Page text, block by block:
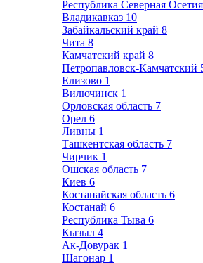
Республика Северная
Владикавказ 10
Забайкальский край 8
Чита 8
Камчатский край 8
Петропавловск-Камчатский
Елизово 1
Вилючинск 1
Орловская область 7
Орел 6
Ливны 1
Ташкентская область 7
Чирчик 1
Ошская область 7
Киев 6
Костанайская область 6
Костанай 6
Республика Тыва 6
Кызыл 4
Ак-Довурак 1
Шагонар 1